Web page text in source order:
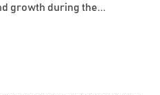
growth during the...